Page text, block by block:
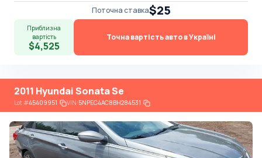
Поточна ставка$25
Приблизна
вартість
$4,525
Точна вартість авто в Україні
2011 Hyundai Sonata Se
Lot#45409951 VIN:5NPEC4AC8BH284531